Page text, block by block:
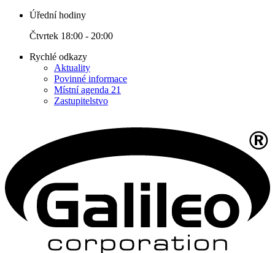
Úřední hodiny
Čtvrtek 18:00 - 20:00
Rychlé odkazy
Aktuality
Povinné informace
Místní agenda 21
Zastupitelstvo